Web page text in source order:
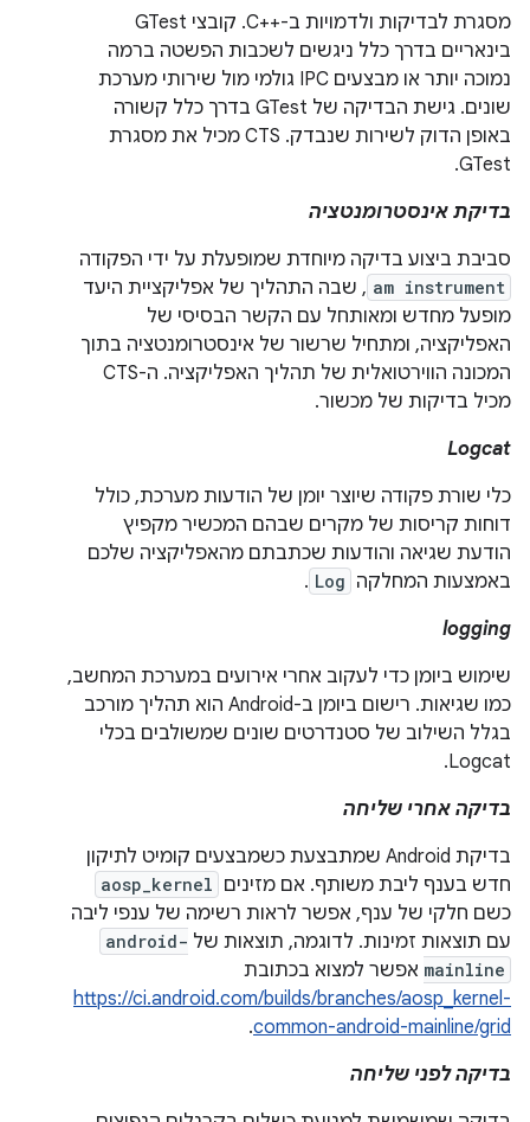
מסגרת לבדיקות ולדמויות ב-C++‎. קובצי GTest
בינאריים בדרך כלל ניגשים לשכבות הפשטה ברמה
נמוכה יותר או מבצעים IPC גולמי מול שירותי מערכת
שונים. גישת הבדיקה של GTest בדרך כלל קשורה
באופן הדוק לשירות שנבדק. ‫CTS מכיל את מסגרת
GTest.
בדיקת אינסטרומנטציה
סביבת ביצוע בדיקה מיוחדת שמופעלת על ידי הפקודה
am instrument , שבה התהליך של אפליקציית היעד
מופעל מחדש ומאותחל עם הקשר הבסיסי של
האפליקציה, ומתחיל שרשור של אינסטרומנטציה בתוך
המכונה הווירטואלית של תהליך האפליקציה. ה-CTS
מכיל בדיקות של מכשור.
Logcat
כלי שורת פקודה שיוצר יומן של הודעות מערכת, כולל
דוחות קריסות של מקרים שבהם המכשיר מקפיץ
הודעת שגיאה והודעות שכתבתם מהאפליקציה שלכם
באמצעות המחלקה Log
.
logging
שימוש ביומן כדי לעקוב אחרי אירועים במערכת המחשב,
כמו שגיאות. רישום ביומן ב-Android הוא תהליך מורכב
בגלל השילוב של סטנדרטים שונים שמשולבים בכלי
Logcat.
בדיקה אחרי שליחה
בדיקת Android שמתבצעת כשמבצעים קומיט לתיקון
חדש בענף ליבת משותף. אם מזינים aosp_kernel
כשם חלקי של ענף, אפשר לראות רשימה של ענפי ליבה
עם תוצאות זמינות. לדוגמה, תוצאות של android-
mainline אפשר למצוא בכתובת
https://ci.android.com/builds/branches/aosp_kernel-
common-android-mainline/grid
.
בדיקה לפני שליחה